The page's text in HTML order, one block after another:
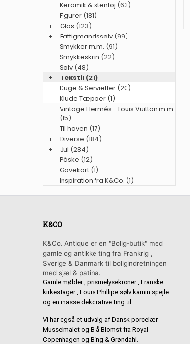
Keramik & stentøj (63)
Figurer (181)
+
Glas (123)
+
Fattigmandssølv (99)
Smykker m.m. (91)
Smykkeskrin (22)
Sølv (48)
+
Tekstil (21)
Duge & Servietter (20)
Klude Tæpper (1)
Vintage Hermés - Louis Vuitton m.m.
(15)
Til haven (17)
+
Diverse (184)
+
Jul (284)
Påske (12)
Gavekort (1)
Inspiration fra K&Co. (1)
K&CO
K&Co. Antique er en "Bolig-butik" med
gamle og antikke ting fra Frankrig ,
Sverige & Danmark til boligindretningen
med sjæl & patina.
Gamle møbler , prismelysekroner , Franske
kirkestager , Louis Phillipe sølv kamin spejle
og en masse dekorative ting til.
Vi har også et udvalg af Dansk porcelæn
Musselmalet og Blå Blomst fra Royal
Copenhagen og Bing & Grøndahl.